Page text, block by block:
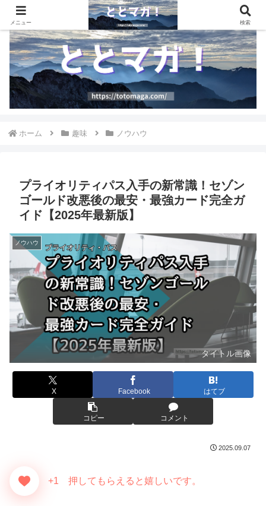
テクノロジーの波に乗り遅れない、最新情報の宝庫
ホーム 趣味 ノウハウ
プライオリティパス入手の新常識！セゾン
ゴールド改悪後の最安・最強カード完全ガ
イド【2025年最新版】
ノウハウ
タイトル画像
X Facebook はてブ
コピー コメント
2025.09.07
+1 押してもらえると嬉しいです。
メニュー 検索